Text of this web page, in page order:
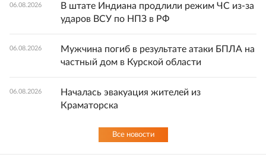
06.08.2026
В штате Индиана продлили режим ЧС из-за
ударов ВСУ по НПЗ в РФ
06.08.2026
Мужчина погиб в результате атаки БПЛА на
частный дом в Курской области
06.08.2026
Началась эвакуация жителей из
Краматорска
Все новости